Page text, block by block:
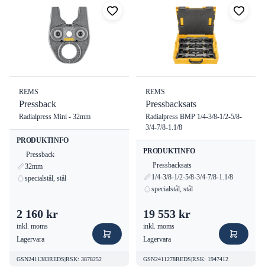
REMS
Pressback
Radialpress Mini - 32mm
PRODUKTINFO
Pressback
32mm
specialstål, stål
2 160 kr
inkl. moms
Lagervara
GSN2411383REDS|RSK: 3878252
REMS
Pressbacksats
Radialpress BMP 1/4-3/8-1/2-5/8-
3/4-7/8-1.1/8
PRODUKTINFO
Pressbacksats
1/4-3/8-1/2-5/8-3/4-7/8-1.1/8
specialstål, stål
19 553 kr
inkl. moms
Lagervara
GSN2411278REDS|RSK: 1947412